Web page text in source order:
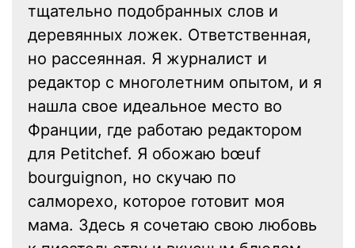
тщательно подобранных слов и
деревянных ложек. Ответственная,
но рассеянная. Я журналист и
редактор с многолетним опытом, и я
нашла свое идеальное место во
Франции, где работаю редактором
для Petitchef. Я обожаю bœuf
bourguignon, но скучаю по
салморехо, которое готовит моя
мама. Здесь я сочетаю свою любовь